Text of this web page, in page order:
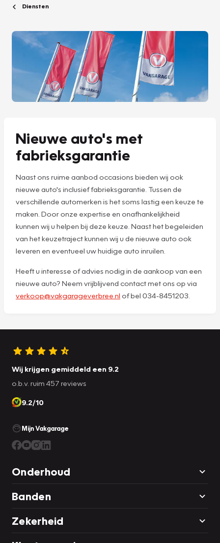
Diensten
Nieuwe auto's met
fabrieksgarantie
Naast ons ruime aanbod occasions bieden wij ook
nieuwe auto's inclusief fabrieksgarantie. Tussen de
verschillende automerken is het soms lastig een keuze te
maken. Door onze expertise en onafhankelijkheid
kunnen wij u helpen bij deze keuze. Naast het begeleiden
van het keuzetraject kunnen wij u de nieuwe auto ook
leveren en eventueel uw huidige auto inruilen.
Heeft u interesse of advies nodig in de aankoop van een
nieuwe auto? Neem vrijblijvend contact met ons op via
verkoop@vakgarageverbree.nl of bel 034-8451203.
Wij krijgen gemiddeld een 9.2
o.b.v. ruim 457 reviews
9.2/10
Mijn Vakgarage
Onderhoud
Banden
Zekerheid